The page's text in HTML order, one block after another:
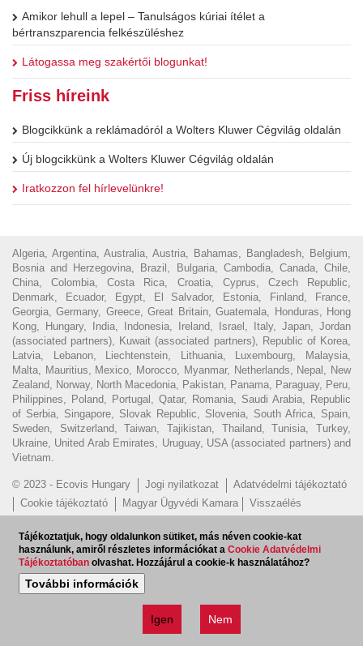
Amikor lehull a lepel – Tanulságos kúriai ítélet a
bértranszparencia felkészüléshez
Látogassa meg szakértői blogunkat!
Friss híreink
Blogcikkünk a reklámadóról a Wolters Kluwer Cégvilág oldalán
Új blogcikkünk a Wolters Kluwer Cégvilág oldalán
Iratkozzon fel hírlevelünkre!
Algeria, Argentina, Australia, Austria, Bahamas, Bangladesh, Belgium,
Bosnia and Herzegovina, Brazil, Bulgaria, Cambodia, Canada, Chile,
China, Colombia, Costa Rica, Croatia, Cyprus, Czech Republic,
Denmark, Ecuador, Egypt, El Salvador, Estonia, Finland, France,
Georgia, Germany, Greece, Great Britain, Guatemala, Honduras, Hong
Kong, Hungary, India, Indonesia, Ireland, Israel, Italy, Japan, Jordan
(associated partners), Kuwait (associated partners), Republic of Korea,
Latvia, Lebanon, Liechtenstein, Lithuania, Luxembourg, Malaysia,
Malta, Mauritius, Mexico, Morocco, Myanmar, Netherlands, Nepal, New
Zealand, Norway, North Macedonia, Pakistan, Panama, Paraguay, Peru,
Philippines, Poland, Portugal, Qatar, Romania, Saudi Arabia, Republic
of Serbia, Singapore, Slovak Republic, Slovenia, South Africa, Spain,
Sweden, Switzerland, Taiwan, Tajikistan, Thailand, Tunisia, Turkey,
Ukraine, United Arab Emirates, Uruguay, USA (associated partners) and
Vietnam.
© 2023 - Ecovis Hungary Jogi nyilatkozat
Adatvédelmi tájékoztató
Cookie tájékoztató
Magyar Ügyvédi Kamara
Visszaélés
bejelentés
Hírlevél feliratkozás EN
Tájékoztatjuk, hogy oldalunkon sütiket, más néven cookie-kat
használunk, amiről részletes információkat aCookie Adatvédelmi
Tájékoztatóban olvashat. Hozzájárul a cookie-k használatához?
További információk
Igen Nem